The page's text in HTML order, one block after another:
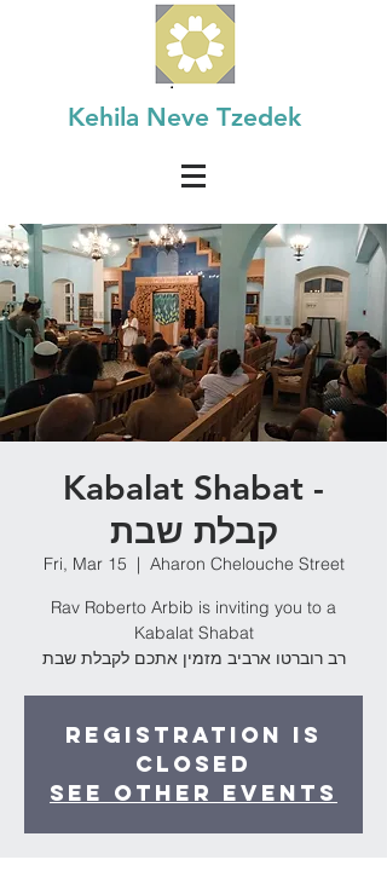
Kehila Neve Tzedek
Kabalat Shabat -
קבלת שבת
Fri, Mar 15
  |
Aharon Chelouche Street
Rav Roberto Arbib is inviting you to a
Kabalat Shabat
רב רוברטו ארביב מזמין אתכם לקבלת שבת
Registration is
Closed
See other events